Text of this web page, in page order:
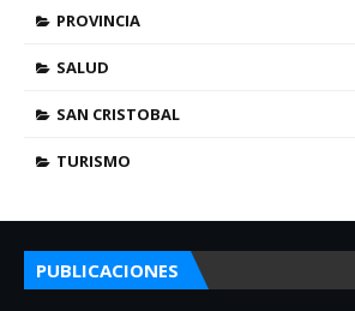
PROVINCIA
SALUD
SAN CRISTOBAL
TURISMO
PUBLICACIONES